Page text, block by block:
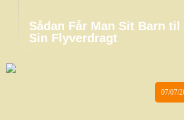
Sådan Får Man Sit Barn til
Sin Flyverdragt
07/07/